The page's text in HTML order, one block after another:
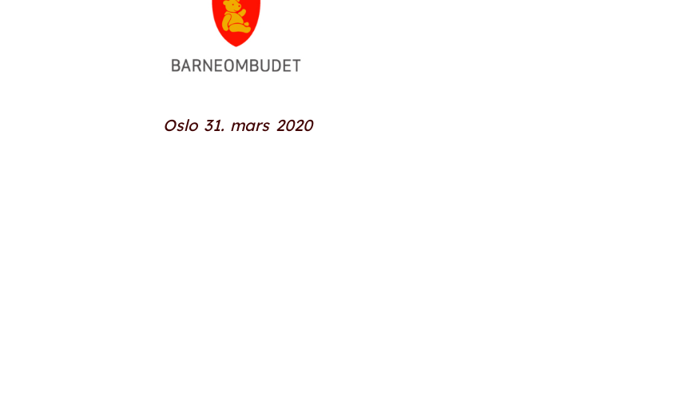
Oslo 31. mars 2020